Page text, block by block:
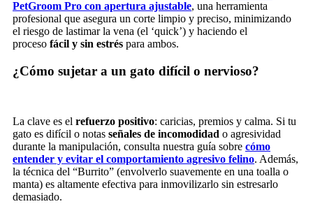
PetGroom Pro con apertura ajustable, una herramienta
profesional que asegura un corte limpio y preciso, minimizando
el riesgo de lastimar la vena (el ‘quick’) y haciendo el
proceso fácil y sin estrés para ambos.
¿Cómo sujetar a un gato difícil o nervioso?
La clave es el refuerzo positivo: caricias, premios y calma. Si tu
gato es difícil o notas señales de incomodidad o agresividad
durante la manipulación, consulta nuestra guía sobre cómo
entender y evitar el comportamiento agresivo felino. Además,
la técnica del “Burrito” (envolverlo suavemente en una toalla o
manta) es altamente efectiva para inmovilizarlo sin estresarlo
demasiado.